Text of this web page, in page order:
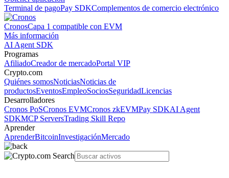
Terminal de pagoPay SDKComplementos de comercio electrónico
CronosCapa 1 compatible con EVM
Más información
AI Agent SDK
Programas
AfiliadoCreador de mercadoPortal VIP
Crypto.com
Quiénes somosNoticiasNoticias de
productosEventosEmpleoSociosSeguridadLicencias
Desarrolladores
Cronos PoSCronos EVMCronos zkEVMPay SDKAI Agent
SDKMCP ServersTrading Skill Repo
Aprender
AprenderBitcoinInvestigaciónMercado